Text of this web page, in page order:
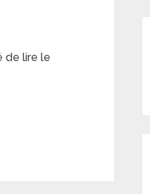
de lire le